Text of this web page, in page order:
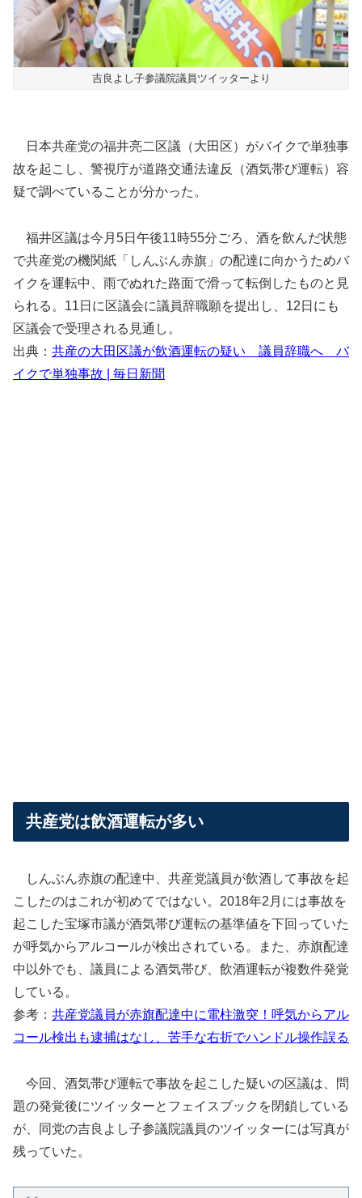
吉良よし子参議院議員ツイッターより
日本共産党の福井亮二区議（大田区）がバイクで単独事
故を起こし、警視庁が道路交通法違反（酒気帯び運転）容
疑で調べていることが分かった。
福井区議は今月5日午後11時55分ごろ、酒を飲んだ状態
で共産党の機関紙「しんぶん赤旗」の配達に向かうためバ
イクを運転中、雨でぬれた路面で滑って転倒したものと見
られる。11日に区議会に議員辞職願を提出し、12日にも
区議会で受理される見通し。
出典： 共産の大田区議が飲酒運転の疑い 議員辞職へ バ
イクで単独事故 | 毎日新聞
共産党は飲酒運転が多い
しんぶん赤旗の配達中、共産党議員が飲酒して事故を起
こしたのはこれが初めてではない。2018年2月には事故を
起こした宝塚市議が酒気帯び運転の基準値を下回っていた
が呼気からアルコールが検出されている。また、赤旗配達
中以外でも、議員による酒気帯び、飲酒運転が複数件発覚
している。
参考： 共産党議員が赤旗配達中に電柱激突！呼気からアル
コール検出も逮捕はなし、苦手な右折でハンドル操作誤る
今回、酒気帯び運転で事故を起こした疑いの区議は、問
題の発覚後にツイッターとフェイスブックを閉鎖している
が、同党の吉良よし子参議院議員のツイッターには写真が
残っていた。